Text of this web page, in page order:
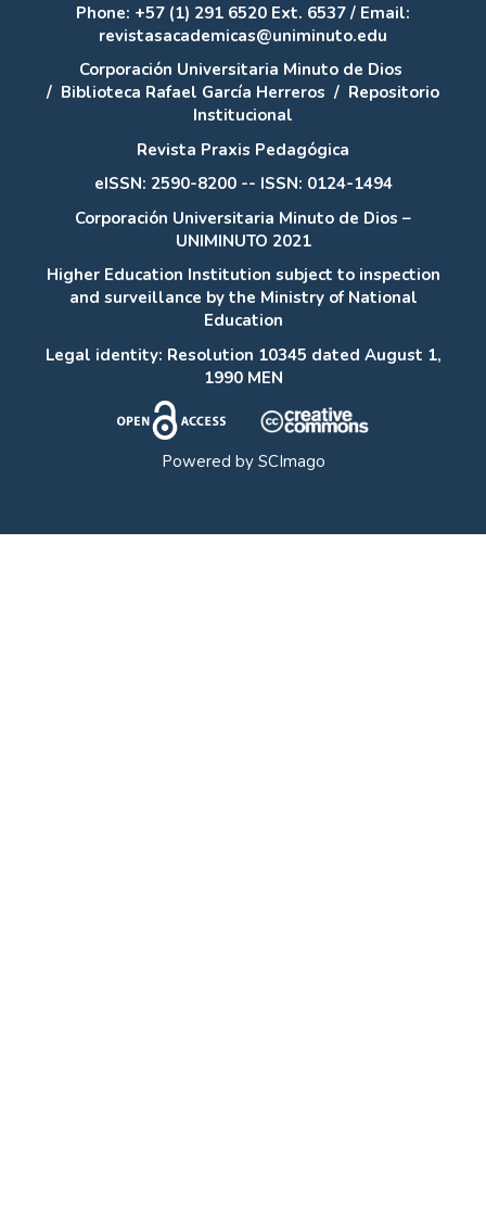
Phone: +57 (1) 291 6520 Ext. 6537 / Email:
revistasacademicas@uniminuto.edu
Corporación Universitaria Minuto de Dios
/ Biblioteca Rafael García Herreros / Repositorio
Institucional
Revista Praxis Pedagógica
eISSN: 2590-8200 -- ISSN: 0124-1494
Corporación Universitaria Minuto de Dios –
UNIMINUTO 2021
Higher Education Institution subject to inspection
and surveillance by the Ministry of National
Education
Legal identity: Resolution 10345 dated August 1,
1990 MEN
Powered by SCImago